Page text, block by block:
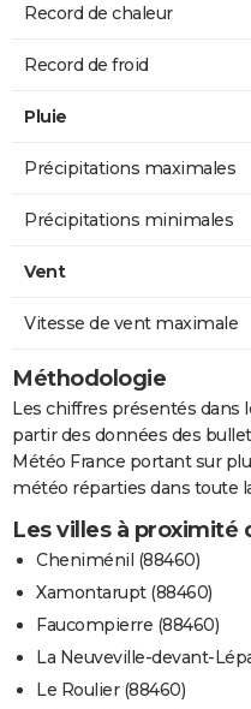
Record de chaleur
Record de froid
Pluie
Précipitations maximales
Précipitations minimales
Vent
Vitesse de vent maximale
Méthodologie
Les chiffres présentés dans
partir des données des
Météo France portant sur
météo réparties dans toute
Les villes à proximité
Cheniménil (88460)
Xamontarupt (88460)
Faucompierre (88460)
La Neuveville-devant-
Le Roulier (88460)